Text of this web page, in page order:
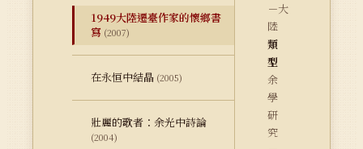
1949大陸遷臺作家的懷鄉書
寫 (2007)
在永恒中結晶 (2005)
壯麗的歌者：余光中詩論
(2004)
－大
陸
類
型
余
學
研
究